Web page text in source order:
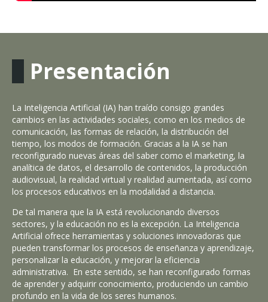
Presentación
La Inteligencia Artificial (IA) han traído consigo grandes
cambios en las actividades sociales, como en los medios de
comunicación, las formas de relación, la distribución del
tiempo, los modos de formación. Gracias a la IA se han
reconfigurado nuevas áreas del saber como el marketing, la
analítica de datos, el desarrollo de contenidos, la producción
audiovisual, la realidad virtual y realidad aumentada, así como
los procesos educativos en la modalidad a distancia.
De tal manera que la IA está revolucionando diversos
sectores, y la educación no es la excepción. La Inteligencia
Artificial ofrece herramientas y soluciones innovadoras que
pueden transformar los procesos de enseñanza y aprendizaje,
personalizar la educación, y mejorar la eficiencia
administrativa. En este sentido, se han reconfigurado formas
de aprender y adquirir conocimiento, produciendo un cambio
profundo en la vida de los seres humanos.